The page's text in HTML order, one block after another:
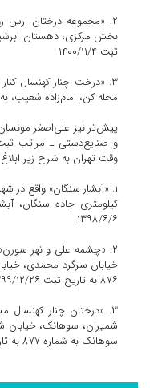
۲. «مجموعه درختان ارس
ثبت ۱۴۰۰/۱۱/۴
۳. «درخت چنار کهنسال
محله کن، امام‌زاده شعیب، به شماره ۹۶۴ و تاریخ
پیش‌تر نیز علی‌اصغر
و صنایع‌دستی ـ مراتب
وقت تهران به شرح زیر ابلاغ
۱۳۹۸/۶/۶
۲. «چشمه علی و نهر سورن»
خیابان سرگرد محمدی،
۸۷۶ به تاریخ ثبت ۱۳۹۹/۱۲/۲۶
۳. «درختان چنار
شمیران، سوهانک،
سوهانک به شماره ۸۷۷ به تاریح ثبت ۱۳۹۹/۱۲/۲۶